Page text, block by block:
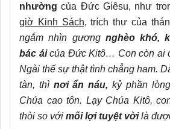
nhường của Đức Giêsu, như
giờ Kinh Sách, trích thư của
ngắm nhìn gương nghèo khó,
bác áicủa Đức Kitô… Con còn ai
Ngài thế sự thật tình chẳng ham.
tàn, thì nơi ẩn náu, kỷ phần
Chúa cao tôn. Lạy Chúa Kitô,
thòi so với mối lợi tuyệt vờilà